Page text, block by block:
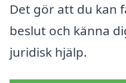
Det gör att du kan
beslut och känna
juridisk hjälp.